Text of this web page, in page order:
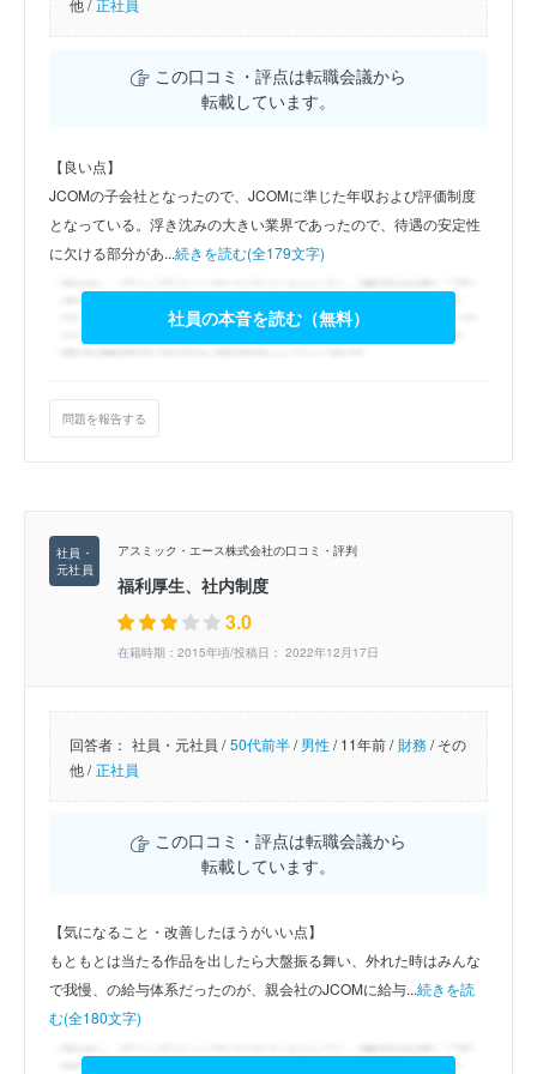
この口コミ・評点は転職会議から
転載しています。
【良い点】
JCOMの子会社となったので、JCOMに準じた年収および評価制度
となっている。浮き沈みの大きい業界であったので、待遇の安定性
に欠ける部分があ...続きを読む(全179文字)
社員の本音を読む（無料）
問題を報告する
アスミック・エース株式会社の口コミ・評判
福利厚生、社内制度
3.0
在籍時期：2015年頃/投稿日： 2022年12月17日
回答者： 社員・元社員 / 50代前半/男性/11年前 / 財務/その
他 / 正社員
この口コミ・評点は転職会議から
転載しています。
【気になること・改善したほうがいい点】
もともとは当たる作品を出したら大盤振る舞い、外れた時はみんな
で我慢、の給与体系だったのが、親会社のJCOMに給与...続きを読
む(全180文字)